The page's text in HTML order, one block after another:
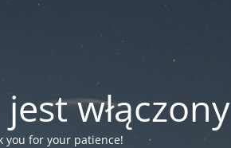
włączony
you for your patience!